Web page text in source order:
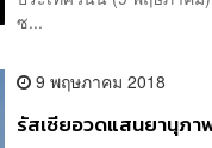
ซ...
9 พฤษภาคม 2018
รัสเซียอวดแสนยานุภา